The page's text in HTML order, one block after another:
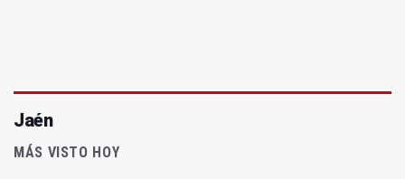
Jaén
MÁS VISTO HOY